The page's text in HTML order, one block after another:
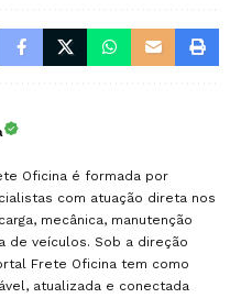
Oficina é formada por
com atuação direta nos
mecânica, manutenção
de veículos. Sob a direção
Frete Oficina tem como
atualizada e conectada